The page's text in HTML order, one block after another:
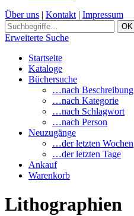
Über uns | Kontakt | Impressum
Erweiterte Suche
Startseite
Kataloge
Büchersuche
…nach Beschreibung
…nach Kategorie
…nach Schlagwort
…nach Person
Neuzugänge
…der letzten Wochen
…der letzten Tage
Ankauf
Warenkorb
Lithographien